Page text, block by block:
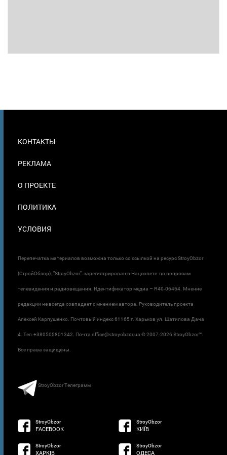
В
КОНТАКТЫ
РЕКЛАМА
О ПРОЕКТЕ
ПОЛИТИКА
УСЛОВИЯ
Перепечатка материалов возможна только со ссылкой на ресурс StroyObzor
(СтройОбзор). "StroyObzor" зарегистрирован в Нацсовете по вопросам
телевидения и радиовещания. Идентификатор медиа – R40-06464. Мнение
редакции не всегда совпадает с мнением автора. Руководитель проекта
Алексей Карпушенко. Почтовый индекс 61165 г. Харьков ул. Шатилова Дача
4. Тел.+380505801342. Почта office@stroyobzor.ua © 2007-2026 StroyObzor™.
Все права защищены.
StroyObzor Телеграмм
StroyObzor
FACEBOOK
StroyObzor
КИЇВ
StroyObzor
ХАРКІВ
StroyObzor
ОДЕСА